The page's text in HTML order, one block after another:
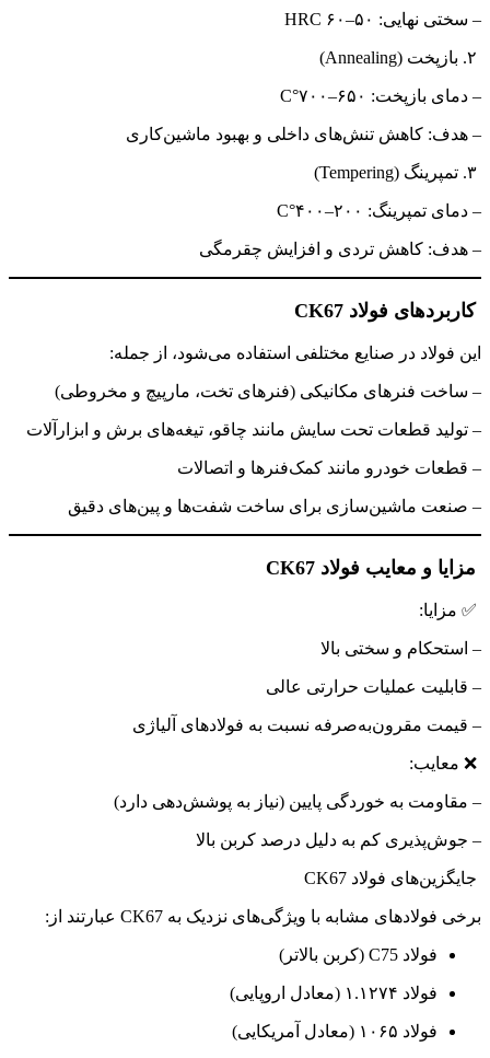
– سختی نهایی: ۵۰–۶۰ HRC
– دمای بازپخت: ۶۵۰–۷۰۰°C
– هدف: کاهش تنش‌های داخلی و بهبود ماشین‌کاری
– دمای تمپرینگ: ۲۰۰–۴۰۰°C
– هدف: کاهش تردی و افزایش چقرمگی
کاربردهای فولاد CK67
این فولاد در صنایع مختلفی استفاده می‌شود، از جمله:
– ساخت فنرهای مکانیکی (فنرهای تخت، مارپیچ و مخروطی)
– تولید قطعات تحت سایش مانند چاقو، تیغه‌های برش و ابزارآلات
– قطعات خودرو مانند کمک‌فنرها و اتصالات
– صنعت ماشین‌سازی برای ساخت شفت‌ها و پین‌های دقیق
مزایا و معایب فولاد CK67
✅ مزایا:
– استحکام و سختی بالا
– قابلیت عملیات حرارتی عالی
– قیمت مقرون‌به‌صرفه نسبت به فولادهای آلیاژی
❌ معایب:
– مقاومت به خوردگی پایین (نیاز به پوشش‌دهی دارد)
– جوش‌پذیری کم به دلیل درصد کربن بالا
جایگزین‌های فولاد CK67
برخی فولادهای مشابه با ویژگی‌های نزدیک به CK67 عبارتند از:
فولاد C75 (کربن بالاتر)
فولاد ۱.۱۲۷۴ (معادل اروپایی)
فولاد ۱۰۶۵ (معادل آمریکایی)